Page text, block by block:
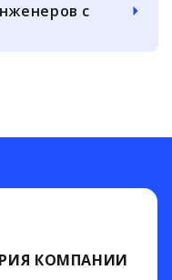
с
КОМПАНИИ